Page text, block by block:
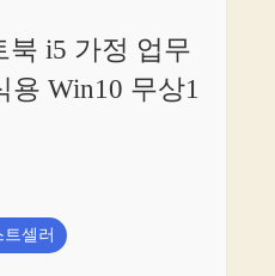
북 i5 가정 업무
용 Win10 무상1
트셀러